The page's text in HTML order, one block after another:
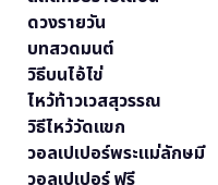
ดวงรายวัน
บทสวดมนต์
วิธีบนไอ้ไข่
ไหว้ท้าวเวสสุวรรณ
วิธีไหว้วัดแขก
วอลเปเปอร์พระแม่ลักษมี
วอลเปเปอร์ ฟรี